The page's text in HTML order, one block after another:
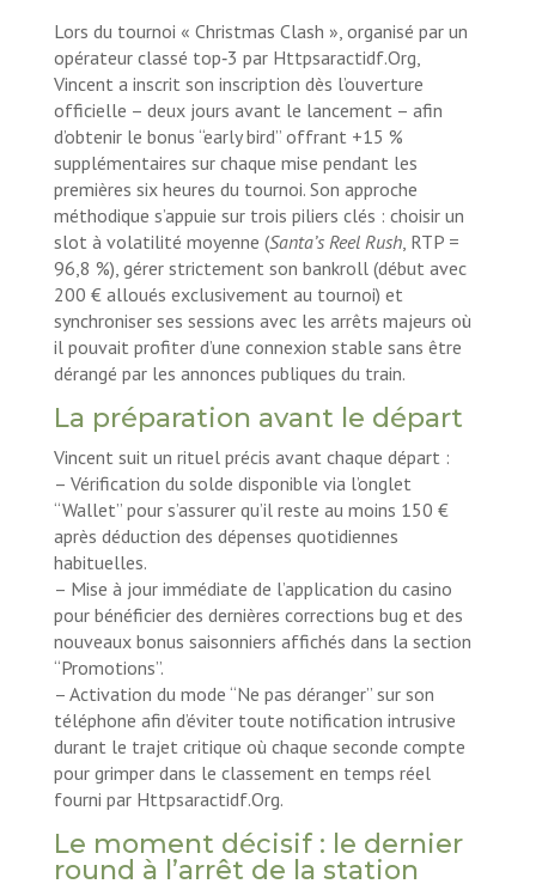
Lors du tournoi « Christmas Clash », organisé par un
opérateur classé top‑3 par Httpsaractidf.Org,
Vincent a inscrit son inscription dès l’ouverture
officielle – deux jours avant le lancement – afin
d’obtenir le bonus “early bird” offrant +15 %
supplémentaires sur chaque mise pendant les
premières six heures du tournoi. Son approche
méthodique s’appuie sur trois piliers clés : choisir un
slot à volatilité moyenne (Santa’s Reel Rush, RTP =
96,8 %), gérer strictement son bankroll (début avec
200 € alloués exclusivement au tournoi) et
synchroniser ses sessions avec les arrêts majeurs où
il pouvait profiter d’une connexion stable sans être
dérangé par les annonces publiques du train.
La préparation avant le départ
Vincent suit un rituel précis avant chaque départ :
– Vérification du solde disponible via l’onglet
“Wallet” pour s’assurer qu’il reste au moins 150 €
après déduction des dépenses quotidiennes
habituelles.
– Mise à jour immédiate de l’application du casino
pour bénéficier des dernières corrections bug et des
nouveaux bonus saisonniers affichés dans la section
“Promotions”.
– Activation du mode “Ne pas déranger” sur son
téléphone afin d’éviter toute notification intrusive
durant le trajet critique où chaque seconde compte
pour grimper dans le classement en temps réel
fourni par Httpsaractidf.Org.
Le moment décisif : le dernier
round à l’arrêt de la station